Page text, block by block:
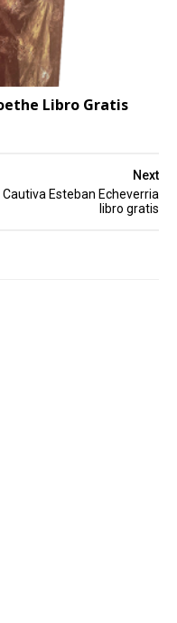
Libro Gratis
Next
Cautiva Esteban Echeverria
libro gratis